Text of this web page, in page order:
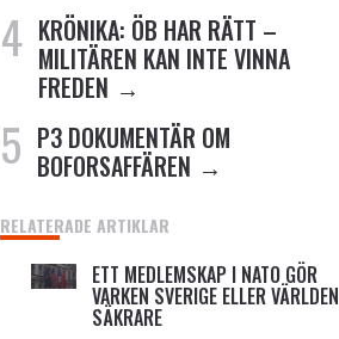
KRÖNIKA: ÖB HAR RÄTT –
MILITÄREN KAN INTE VINNA
FREDEN
P3 DOKUMENTÄR OM
BOFORSAFFÄREN
RELATERADE ARTIKLAR
ETT MEDLEMSKAP I NATO GÖR
VARKEN SVERIGE ELLER VÄRLDEN
SÄKRARE